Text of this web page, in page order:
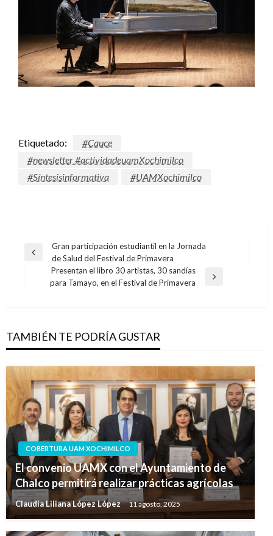
Etiquetado:
#Cauce
#newsletter #actividadeuamXochimilco
#Síntesisinformativa
#UAMXochimilco
Navegación
entradas
Entrada
anterior
Gran participación estudiantil en la Jornada
de Salud del Festival de Primavera
Entrada
Presentan el libro 30 artistas, 30 sandías
para Tamayo, en el Festival de Primavera
TAMBIÉN TE PODRÍA GUSTAR
COBERTURA UAM XOCHIMILCO
El convenio UAMX con el Ayuntamiento de
Chalco permitirá realizar prácticas agrícolas
Claudia Liliana López López 11 agosto, 2025